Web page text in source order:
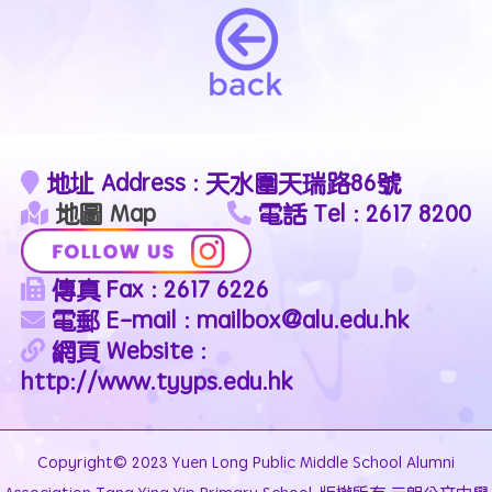
地址 Address : 天水圍天瑞路86號
地圖 Map
電話 Tel : 2617 8200
傳真 Fax : 2617 6226
電郵 E-mail : mailbox@alu.edu.hk
網頁 Website :
http://www.tyyps.edu.hk
Copyright© 2023 Yuen Long Public Middle School Alumni